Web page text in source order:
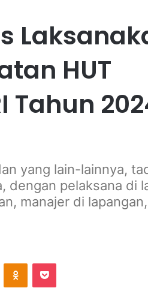
HUT
Tahun
yang lain-lainnya,
dengan pelaksana di
manajer di